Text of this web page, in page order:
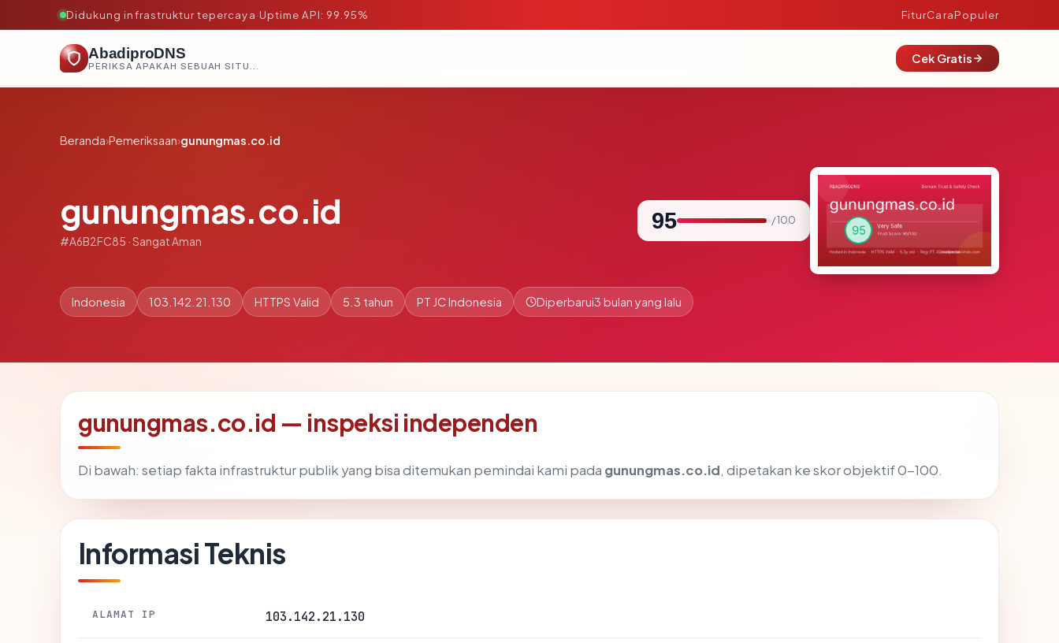
Didukung infrastruktur tepercaya·Uptime API: 99.95% FiturCaraPopuler
AbadiproDNS
PERIKSA APAKAH SEBUAH SITUS AMAN, TEPERCAYA, DAN TERVERIFIKASI DALAM HITUNGAN DETIK.
Cek Gratis
Beranda›Pemeriksaan›gunungmas.co.id
gunungmas.co.id
#A6B2FC85 · Sangat Aman
95 / 100
Indonesia 103.142.21.130 HTTPS Valid 5.3 tahun PT JC Indonesia Diperbarui3 bulan yang lalu
gunungmas.co.id — inspeksi independen
Di bawah: setiap fakta infrastruktur publik yang bisa ditemukan pemindai kami pada gunungmas.co.id, dipetakan ke skor objektif 0-100.
Informasi Teknis
ALAMAT IP 103.142.21.130